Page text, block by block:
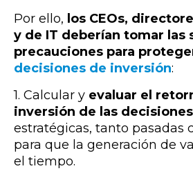
Por ello, los CEOs,
y de IT deberían tomar las
precauciones para
decisiones de inversión:
1. Calcular y evaluar el
inversión de las
estratégicas, tanto pasadas
para que la generación de
el tiempo.